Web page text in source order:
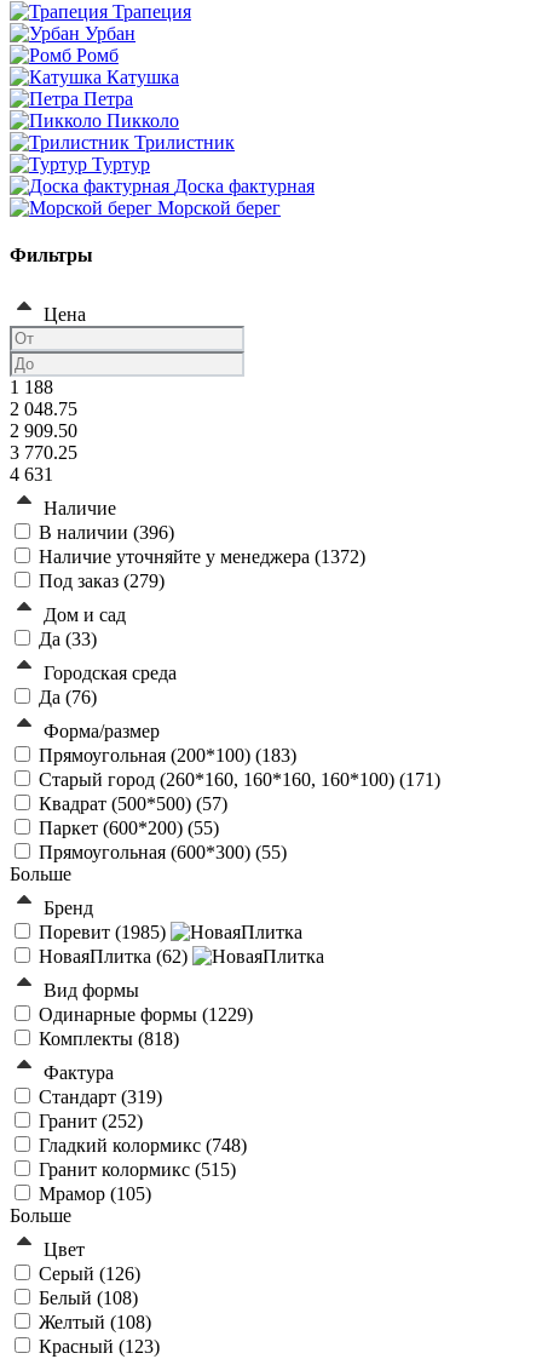
Трапеция
Урбан
Ромб
Катушка
Петра
Пикколо
Трилистник
Туртур
Доска фактурная
Морской берег
Фильтры
Цена
1 188
2 048.75
2 909.50
3 770.25
4 631
Наличие
В наличии (396)
Наличие уточняйте у менеджера (1372)
Под заказ (279)
Дом и сад
Да (33)
Городская среда
Да (76)
Форма/размер
Прямоугольная (200*100) (183)
Старый город (260*160, 160*160, 160*100) (171)
Квадрат (500*500) (57)
Паркет (600*200) (55)
Прямоугольная (600*300) (55)
Больше
Бренд
Поревит (1985)
НоваяПлитка (62)
Вид формы
Одинарные формы (1229)
Комплекты (818)
Фактура
Стандарт (319)
Гранит (252)
Гладкий колормикс (748)
Гранит колормикс (515)
Мрамор (105)
Больше
Цвет
Серый (126)
Белый (108)
Желтый (108)
Красный (123)